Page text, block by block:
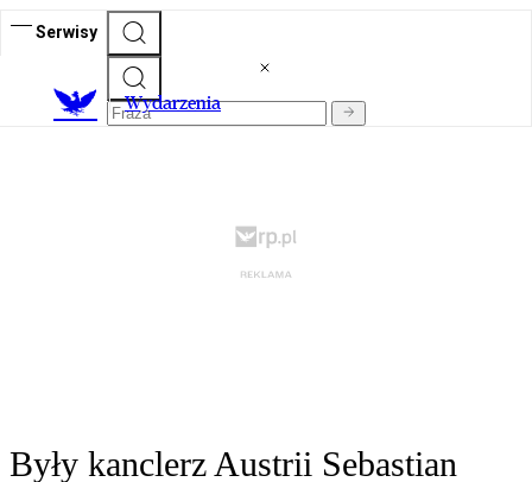
Serwisy
Wydarzenia
Były kanclerz Austrii Sebastian